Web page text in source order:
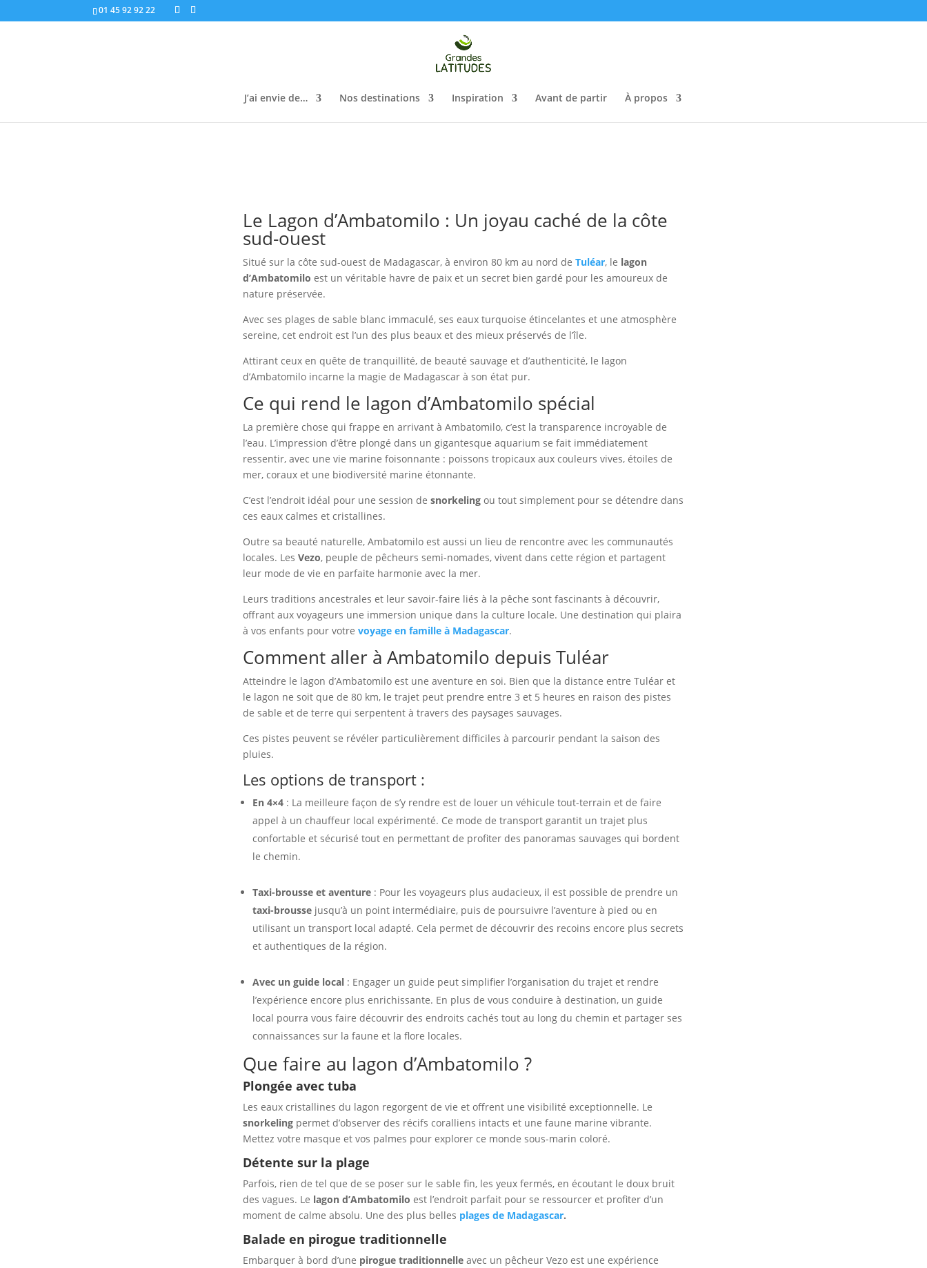
01 45 92 92 22
J’ai envie de… Nos destinations Inspiration Avant de partir À propos
Le Lagon d’Ambatomilo : Un joyau caché de la côte
sud-ouest
Situé sur la côte sud-ouest de Madagascar, à environ 80 km au nord de Tuléar, le lagon
d’Ambatomilo est un véritable havre de paix et un secret bien gardé pour les amoureux de
nature préservée.
Avec ses plages de sable blanc immaculé, ses eaux turquoise étincelantes et une atmosphère
sereine, cet endroit est l’un des plus beaux et des mieux préservés de l’île.
Attirant ceux en quête de tranquillité, de beauté sauvage et d’authenticité, le lagon
d’Ambatomilo incarne la magie de Madagascar à son état pur.
Ce qui rend le lagon d’Ambatomilo spécial
La première chose qui frappe en arrivant à Ambatomilo, c’est la transparence incroyable de
l’eau. L’impression d’être plongé dans un gigantesque aquarium se fait immédiatement
ressentir, avec une vie marine foisonnante : poissons tropicaux aux couleurs vives, étoiles de
mer, coraux et une biodiversité marine étonnante.
C’est l’endroit idéal pour une session de snorkeling ou tout simplement pour se détendre dans
ces eaux calmes et cristallines.
Outre sa beauté naturelle, Ambatomilo est aussi un lieu de rencontre avec les communautés
locales. Les Vezo, peuple de pêcheurs semi-nomades, vivent dans cette région et partagent
leur mode de vie en parfaite harmonie avec la mer.
Leurs traditions ancestrales et leur savoir-faire liés à la pêche sont fascinants à découvrir,
offrant aux voyageurs une immersion unique dans la culture locale. Une destination qui plaira
à vos enfants pour votre voyage en famille à Madagascar.
Comment aller à Ambatomilo depuis Tuléar
Atteindre le lagon d’Ambatomilo est une aventure en soi. Bien que la distance entre Tuléar et
le lagon ne soit que de 80 km, le trajet peut prendre entre 3 et 5 heures en raison des pistes
de sable et de terre qui serpentent à travers des paysages sauvages.
Ces pistes peuvent se révéler particulièrement difficiles à parcourir pendant la saison des
pluies.
Les options de transport :
En 4×4 : La meilleure façon de s’y rendre est de louer un véhicule tout-terrain et de faire
appel à un chauffeur local expérimenté. Ce mode de transport garantit un trajet plus
confortable et sécurisé tout en permettant de profiter des panoramas sauvages qui bordent
le chemin.
Taxi-brousse et aventure : Pour les voyageurs plus audacieux, il est possible de prendre un
taxi-brousse jusqu’à un point intermédiaire, puis de poursuivre l’aventure à pied ou en
utilisant un transport local adapté. Cela permet de découvrir des recoins encore plus secrets
et authentiques de la région.
Avec un guide local : Engager un guide peut simplifier l’organisation du trajet et rendre
l’expérience encore plus enrichissante. En plus de vous conduire à destination, un guide
local pourra vous faire découvrir des endroits cachés tout au long du chemin et partager ses
connaissances sur la faune et la flore locales.
Que faire au lagon d’Ambatomilo ?
Plongée avec tuba
Les eaux cristallines du lagon regorgent de vie et offrent une visibilité exceptionnelle. Le
snorkeling permet d’observer des récifs coralliens intacts et une faune marine vibrante.
Mettez votre masque et vos palmes pour explorer ce monde sous-marin coloré.
Détente sur la plage
Parfois, rien de tel que de se poser sur le sable fin, les yeux fermés, en écoutant le doux bruit
des vagues. Le lagon d’Ambatomilo est l’endroit parfait pour se ressourcer et profiter d’un
moment de calme absolu. Une des plus belles plages de Madagascar.
Balade en pirogue traditionnelle
Embarquer à bord d’une pirogue traditionnelle avec un pêcheur Vezo est une expérience